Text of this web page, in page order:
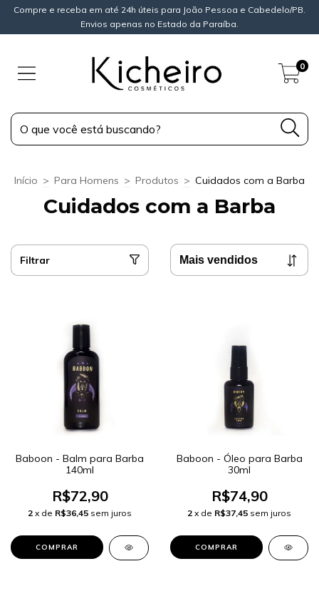
Compre e receba em até 24h úteis para João Pessoa e Cabedelo/PB.
Envios apenas no Estado da Paraíba.
0
Início > Para Homens > Produtos > Cuidados com a Barba
Cuidados com a Barba
Filtrar
Baboon - Balm para Barba
140ml
R$72,90
2 x de R$36,45 sem juros
Baboon - Óleo para Barba
30ml
R$74,90
2 x de R$37,45 sem juros